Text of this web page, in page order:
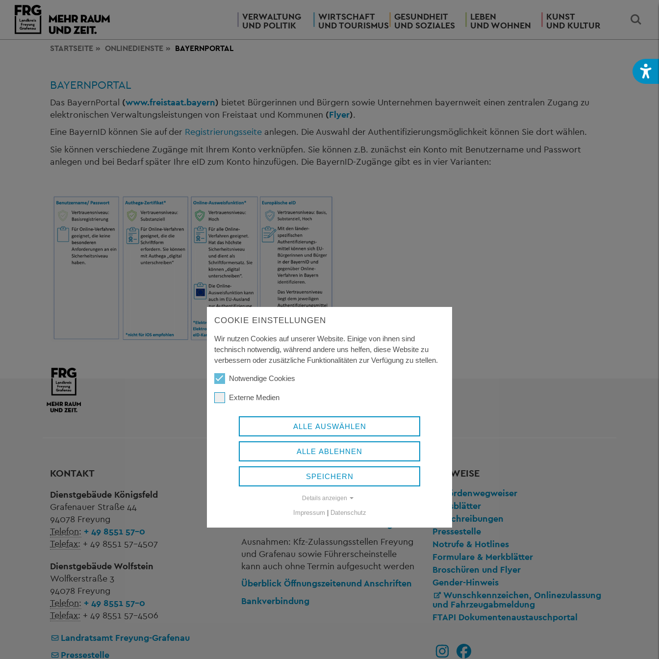
VERWALTUNG
UND POLITIK
WIRTSCHAFT
UND TOURISMUS
GESUNDHEIT
UND SOZIALES
LEBEN
UND WOHNEN
KUNST
UND KULTUR
STARTSEITE ONLINEDIENSTE BAYERNPORTAL
BAYERNPORTAL
Das BayernPortal (www.freistaat.bayern) bietet Bürgerinnen und Bürgern sowie Unternehmen bayernweit einen zentralen Zugang zu
elektronischen Verwaltungsleistungen von Freistaat und Kommunen (Flyer).
Eine BayernID können Sie auf der Registrierungsseite anlegen. Die Auswahl der Authentifizierungsmöglichkeit können Sie dort wählen.
Sie können verschiedene Zugänge mit Ihrem Konto verknüpfen. Sie können z.B. zunächst ein Konto mit Benutzername und Passwort
anlegen und bei Bedarf später Ihre eID zum Konto hinzufügen. Die BayernID-Zugänge gibt es in vier Varianten:
KONTAKT
Dienstgebäude Königsfeld
Grafenauer Straße 44
94078 Freyung
Telefon: + 49 8551 57-0
Telefax: + 49 8551 57-4507
Dienstgebäude Wolfstein
Wolfkerstraße 3
94078 Freyung
Telefon: + 49 8551 57-0
Telefax: + 49 8551 57-4506
Landratsamt Freyung-Grafenau
Pressestelle
ÖFFNUNGSZEITEN
Montag bis Freitag: 8.00 bis 12.00 Uhr
Ausnahmen: Kfz-Zulassungsstellen Freyung
und Grafenau sowie Führerscheinstelle
kann auch ohne Termin aufgesucht werden
Überblick Öffnungszeitenund Anschriften
Bankverbindung
VERWEISE
Behördenwegweiser
Amtsblätter
Ausschreibungen
Pressestelle
Notrufe & Hotlines
Formulare & Merkblätter
Broschüren und Flyer
Gender-Hinweis
Wunschkennzeichen, Onlinezulassung
und Fahrzeugabmeldung
FTAPI Dokumentenaustauschportal
COOKIE EINSTELLUNGEN
Wir nutzen Cookies auf unserer Website. Einige von ihnen sind
technisch notwendig, während andere uns helfen, diese Website zu
verbessern oder zusätzliche Funktionalitäten zur Verfügung zu stellen.
Notwendige Cookies
Externe Medien
ALLE AUSWÄHLEN
ALLE ABLEHNEN
SPEICHERN
Details anzeigen
Impressum | Datenschutz